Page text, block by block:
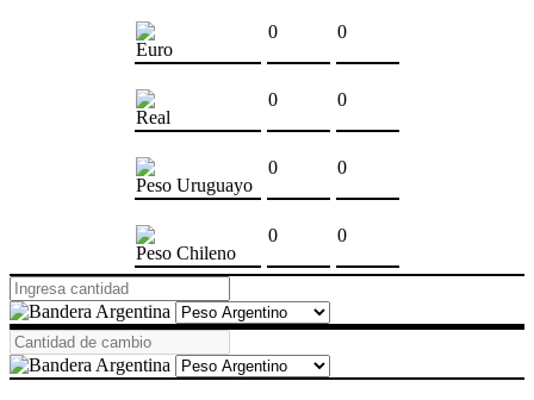
Euro
0 0
Real
0 0
Peso Uruguayo
0 0
Peso Chileno
0 0